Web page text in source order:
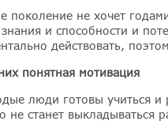
поколение не хочет
и способности и
действовать,
понятная мотивация
люди готовы учиться и
не станет выкладываться